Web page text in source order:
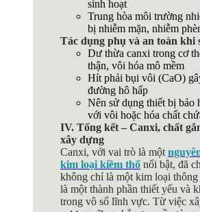
sinh hoạt
Trung hòa môi trường
bị nhiễm mặn, nhiễm
Tác dụng phụ và an toàn khi
Dư thừa canxi trong cơ
thận, vôi hóa mô mềm
Hít phải bụi vôi (CaO)
đường hô hấp
Nên sử dụng thiết bị bảo
với vôi hoặc hóa chất
IV. Tổng kết – Canxi, chất
xây dựng
Canxi, với vai trò là một
kim loại kiềm thổ nổi bật, đã
không chỉ là một kim loại thông
là một thành phần thiết yếu và
trong vô số lĩnh vực. Từ việc